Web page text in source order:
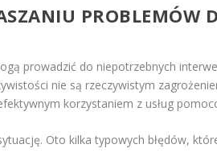
PROBLEMÓW
prowadzić do niepotrzebnych
nie są rzeczywistym
korzystaniem z usług
Oto kilka typowych błędów,